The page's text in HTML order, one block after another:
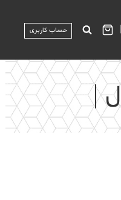
| حساب کاربری